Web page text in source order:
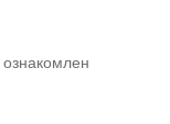
ознакомлен